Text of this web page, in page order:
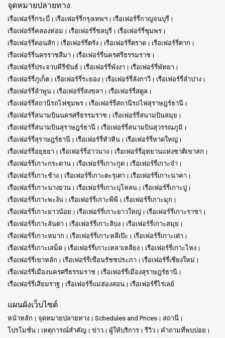
จุดหมายปลายทาง
เรือเฟอร์รี่กระบี่ เรือเฟอร์รี่กรุงเทพฯ
เรือเฟอร์รี่กาญจนบุรี
เรือเฟอร์รี่คลองท่อม
เรือเฟอร์รี่ชลบุรี
เรือเฟอร์รี่ชุมพร
เรือเฟอร์รี่ดอนสัก
เรือเฟอร์รี่ตรัง เรือเฟอร์รี่ตราด
เรือเฟอร์รี่ตาก
เรือเฟอร์รี่นครราชสีมา
เรือเฟอร์รี่นครศรีธรรมราช
เรือเฟอร์รี่ประจวบคีรีขันธ์
เรือเฟอร์รี่พังงา
เรือเฟอร์รี่พัทยา
เรือเฟอร์รี่ภูเก็ต
เรือเฟอร์รี่ระยอง เรือเฟอร์รี่ลังกาวี
เรือเฟอร์รี่ลำปาง
เรือเฟอร์รี่ลำพูน
เรือเฟอร์รี่สงขลา
เรือเฟอร์รี่สตูล
เรือเฟอร์รี่สถานีรถไฟชุมพร
เรือเฟอร์รี่สถานีรถไฟสุราษฎร์ธานี
เรือเฟอร์รี่สนามบินนครศรีธรรมราช
เรือเฟอร์รี่สนามบินสมุย
เรือเฟอร์รี่สนามบินสุราษฎร์ธานี
เรือเฟอร์รี่สนามบินสุวรรณภูมิ
เรือเฟอร์รี่สุราษฎร์ธานี
เรือเฟอร์รี่หัวหิน
เรือเฟอร์รี่หาดใหญ่
เรือเฟอร์รี่อยุธยา
เรือเฟอร์รี่อ่าวนาง
เรือเฟอร์รี่อุทยานแห่งชาติเขาสก
เรือเฟอร์รี่เกาะกระดาน
เรือเฟอร์รี่เกาะกูด
เรือเฟอร์รี่เกาะจำ
เรือเฟอร์รี่เกาะช้าง
เรือเฟอร์รี่เกาะตะรุเตา
เรือเฟอร์รี่เกาะนาคา
เรือเฟอร์รี่เกาะนางยวน
เรือเฟอร์รี่เกาะบุโหลน
เรือเฟอร์รี่เกาะปู
เรือเฟอร์รี่เกาะพะงัน
เรือเฟอร์รี่เกาะพีพี
เรือเฟอร์รี่เกาะมุก
เรือเฟอร์รี่เกาะยาวน้อย
เรือเฟอร์รี่เกาะยาวใหญ่
เรือเฟอร์รี่เกาะราชา
เรือเฟอร์รี่เกาะลันตา
เรือเฟอร์รี่เกาะลิบง
เรือเฟอร์รี่เกาะสมุย
เรือเฟอร์รี่เกาะหมาก
เรือเฟอร์รี่เกาะหลีเป๊ะ
เรือเฟอร์รี่เกาะเต่า
เรือเฟอร์รี่เกาะเสม็ด
เรือเฟอร์รี่เกาะเหลาเหลียง
เรือเฟอร์รี่เกาะไหง
เรือเฟอร์รี่เขาหลัก
เรือเฟอร์รี่เขื่อนรัชชประภา
เรือเฟอร์รี่เชียงใหม่
เรือเฟอร์รี่เมืองนครศรีธรรมราช
เรือเฟอร์รี่เมืองสุราษฎร์ธานี
เรือเฟอร์รี่เสียมราฐ
เรือเฟอร์รี่แม่ฮ่องสอน เรือเฟอร์รี่ไร่เลย์
แผนผังเว็บไซต์
หน้าหลัก จุดหมายปลายทาง Schedules and Prices
สถานี
โปรโมชั่น
เหตุการณ์สำคัญ ข่าว ผู้ให้บริการ รีวิว
คำถามที่พบบ่อย